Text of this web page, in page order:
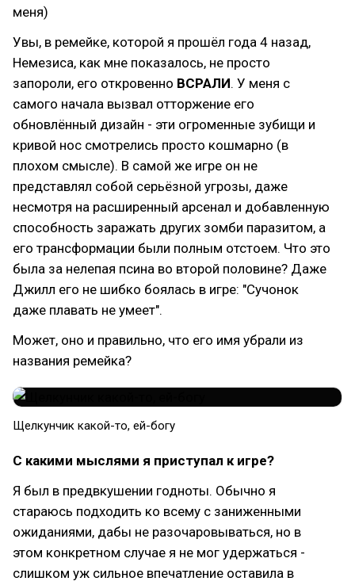
меня)
Увы, в ремейке, которой я прошёл года 4 назад,
Немезиса, как мне показалось, не просто
запороли, его откровенно ВСРАЛИ. У меня с
самого начала вызвал отторжение его
обновлённый дизайн - эти огроменные зубищи и
кривой нос смотрелись просто кошмарно (в
плохом смысле). В самой же игре он не
представлял собой серьёзной угрозы, даже
несмотря на расширенный арсенал и добавленную
способность заражать других зомби паразитом, а
его трансформации были полным отстоем. Что это
была за нелепая псина во второй половине? Даже
Джилл его не шибко боялась в игре: "Сучонок
даже плавать не умеет".
Может, оно и правильно, что его имя убрали из
названия ремейка?
Щелкунчик какой-то, ей-богу
С какими мыслями я приступал к игре?
Я был в предвкушении годноты. Обычно я
стараюсь подходить ко всему с заниженными
ожиданиями, дабы не разочаровываться, но в
этом конкретном случае я не мог удержаться -
слишком уж сильное впечатление оставила в